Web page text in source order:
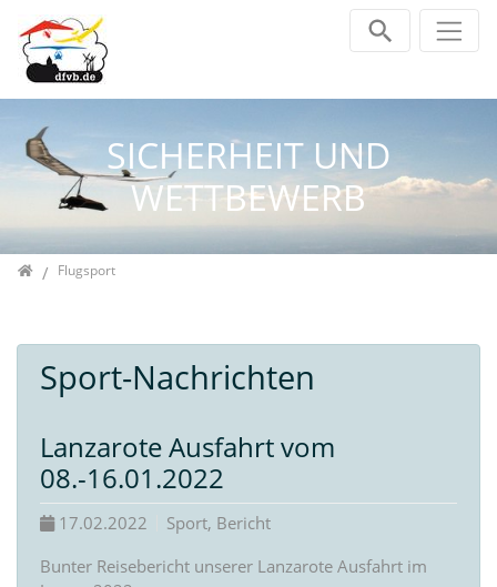
SICHERHEIT UND
WETTBEWERB
HomeFlugsport
Sport-Nachrichten
Lanzarote Ausfahrt vom
08.-16.01.2022
17.02.2022
Sport, Bericht
Bunter Reisebericht unserer Lanzarote Ausfahrt im